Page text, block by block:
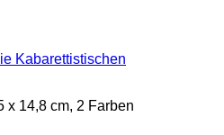
Kabarettistischen
x 14,8 cm, 2 Farben